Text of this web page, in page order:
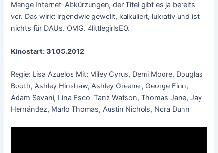
Menge Internet-Abkürzungen, der Titel gibt es ja bereits
vor. Das wirkt irgendwie gewollt, kalkuliert, lukrativ und ist
nichts für DAUs. OMG. 4littlegirlsEO.
Kinostart: 31.05.2012
Regie: Lisa Azuelos Mit: Miley Cyrus, Demi Moore, Douglas
Booth, Ashley Hinshaw, Ashley Greene , George Finn,
Adam Sevani, Lina Esco, Tanz Watson, Thomas Jane, Jay
Hernández, Marlo Thomas, Austin Nichols, Nora Dunn